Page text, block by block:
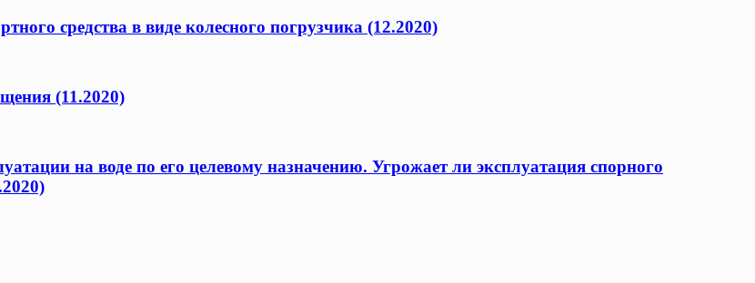
средства в виде колесного погрузчика (12.2020)
(11.2020)
на воде по его целевому назначению. Угрожает ли эксплуатация спорного